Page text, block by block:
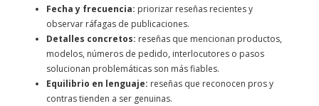
Fecha y frecuencia: priorizar reseñas recientes y
observar ráfagas de publicaciones.
Detalles concretos: reseñas que mencionan productos,
modelos, números de pedido, interlocutores o pasos
solucionan problemáticas son más fiables.
Equilibrio en lenguaje: reseñas que reconocen pros y
contras tienden a ser genuinas.